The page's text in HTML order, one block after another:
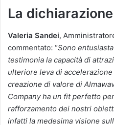
La
Valeria Sandei,
commentato: “Sono
testimonia la capacità di
ulteriore leva di
creazione di valore di
Company ha un fit perfetto
rafforzamento dei nostri
infatti la medesima visione